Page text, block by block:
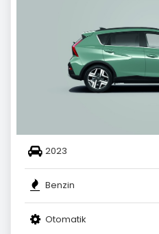
2023
Benzin
Otomatik